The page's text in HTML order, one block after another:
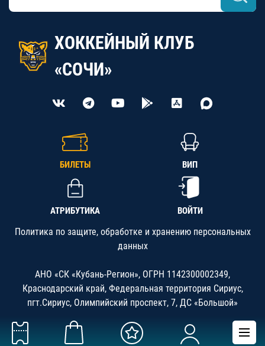
ХОККЕЙНЫЙ КЛУБ
«СОЧИ»
БИЛЕТЫ ВИП
АТРИБУТИКА ВОЙТИ
Политика по защите, обработке и хранению персональных
данных
АНО «СК «Кубань-Регион», ОГРН 1142300002349,
Краснодарский край, Федеральная территория Сириус,
пгт.Сириус, Олимпийский проспект, 7, ДС «Большой»